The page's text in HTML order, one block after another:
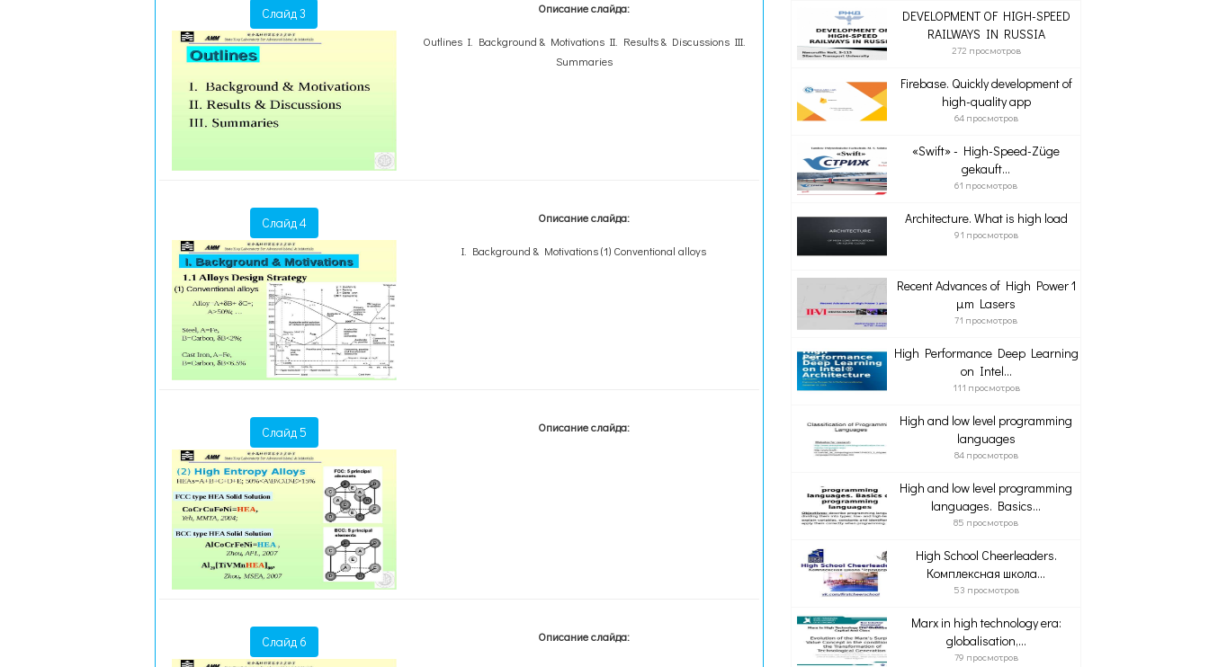
Слайд 3 Описание слайда:
Outlines I. Background & Motivations II. Results & Discussions III.
Summaries
Слайд 4 Описание слайда:
I. Background & Motivations (1) Conventional alloys
Слайд 5 Описание слайда:
Слайд 6 Описание слайда:
DEVELOPMENT OF HIGH-SPEED
RAILWAYS IN RUSSIA
272 просмотров
Firebase. Quickly development of
high-quality app
64 просмотров
«Swift» - High-Speed-Züge
gekauft...
61 просмотров
Architecture. What is high load
91 просмотров
Recent Advances of High Power 1
µm Lasers
71 просмотров
High Performance Deep Learning
on Intel...
111 просмотров
High and low level programming
languages
84 просмотров
High and low level programming
languages. Basics...
85 просмотров
High School Cheerleaders.
Комплексная школа...
53 просмотров
Marx in high technology era:
globalisation,...
79 просмотров